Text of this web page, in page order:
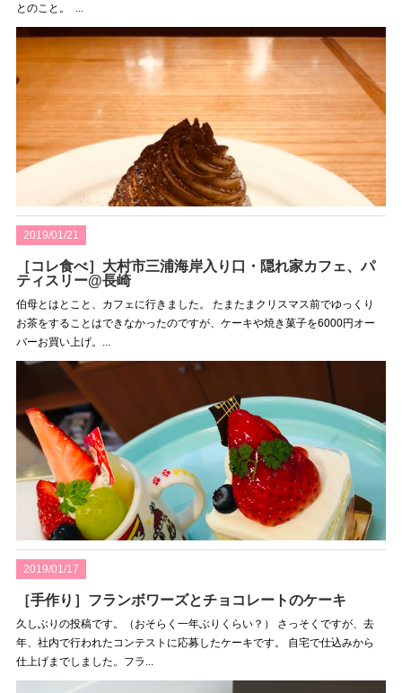
とのこと。 ...
2019/01/21
［コレ食べ］大村市三浦海岸入り口・隠れ家カフェ、パ
ティスリー@長崎
伯母とはとこと、カフェに行きました。 たまたまクリスマス前でゆっくり
お茶をすることはできなかったのですが、ケーキや焼き菓子を6000円オー
バーお買い上げ。...
2019/01/17
［手作り］フランボワーズとチョコレートのケーキ
久しぶりの投稿です。（おそらく一年ぶりくらい？） さっそくですが、去
年、社内で行われたコンテストに応募したケーキです。 自宅で仕込みから
仕上げまでしました。フラ...